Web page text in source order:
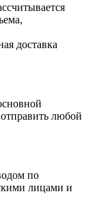
доставка
любой
по
лицами и